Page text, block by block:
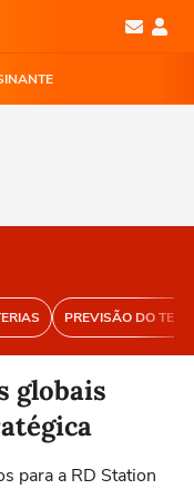
PREVISÃO DO
globais
para a RD Station